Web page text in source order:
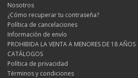
Nosotros
¿Cómo recuperar tu contraseña?
Política de cancelaciones
Información de envío
PROHIBIDA LA VENTA A MENORES DE 18 AÑOS
CATÁLOGOS
Política de privacidad
Términos y condiciones